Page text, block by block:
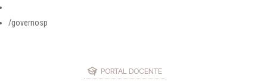
/governosp
PORTAL DOCENTE